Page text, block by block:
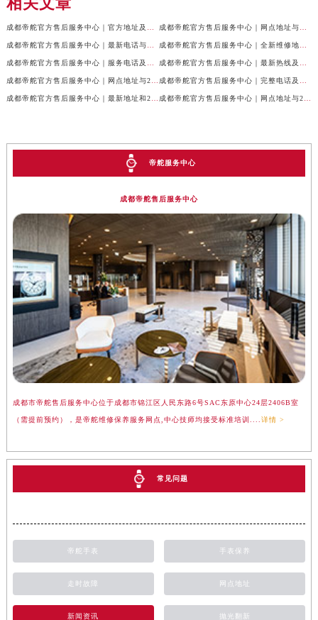
帝舵服务中心
成都帝舵售后服务中心
成都市帝舵售后服务中心位于成都市锦江区人民东路6号SAC东原中心24层2406B室
（需提前预约），是帝舵维修保养服务网点,中心技师均接受标准培训.... 详情 >
常见问题
帝舵手表 手表保养
走时故障 网点地址
新闻资讯 抛光翻新